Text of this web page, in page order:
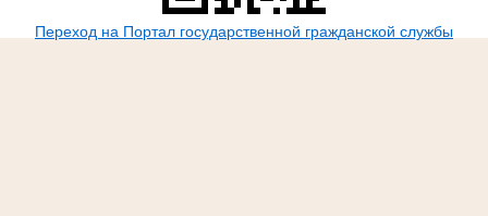
Переход на Портал государственной гражданской службы